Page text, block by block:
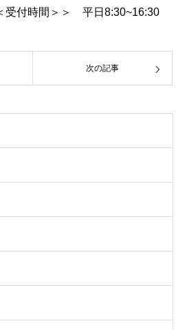
付時間＞＞ 平日8:30~16:30
次の記事